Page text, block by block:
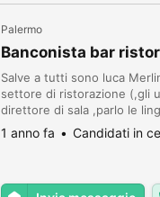
Palermo
Banconista bar
Salve a tutti sono luca
settore di ristorazione (,gli
direttore di sala ,parlo le
Palermo , ho lavorato a
1 anno fa Candidati in